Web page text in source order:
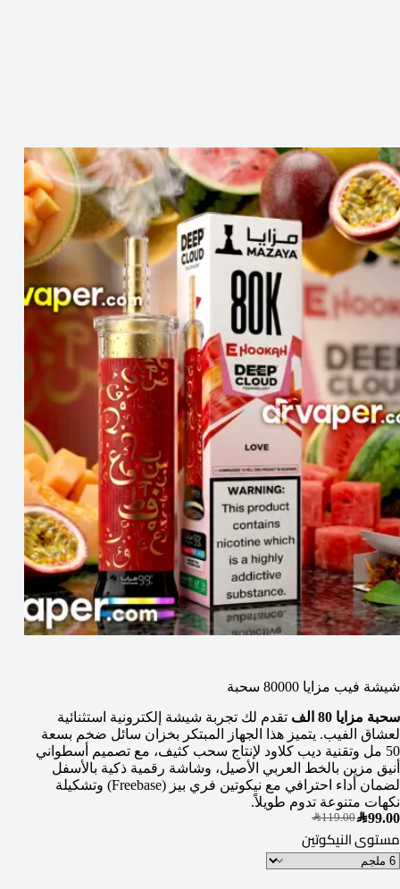
شيشة فيب مزايا 80000 سحبة
سحبة مزايا 80 الف
تقدم لك تجربة شيشة إلكترونية استثنائية
لعشاق الفيب. يتميز هذا الجهاز المبتكر بخزان سائل ضخم بسعة
50 مل وتقنية ديب كلاود لإنتاج سحب كثيف، مع تصميم أسطواني
أنيق مزين بالخط العربي الأصيل، وشاشة رقمية ذكية بالأسفل
لضمان أداء احترافي مع نيكوتين فري بيز (Freebase) وتشكيلة
نكهات متنوعة تدوم طويلاً.
SAR119.00SAR99.00
مستوى النيكوتين